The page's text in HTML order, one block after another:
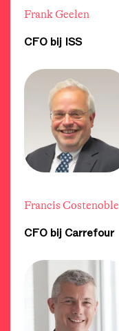
Frank Geelen
CFO bij ISS
Francis Costenoble
CFO bij Carrefour